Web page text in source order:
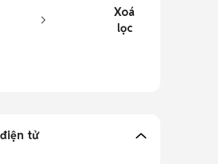
Xoá
lọc
tử